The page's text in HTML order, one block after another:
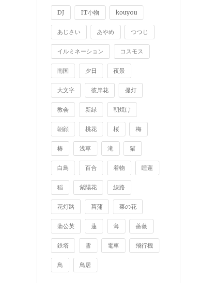
DJ IT小物 kouyou
あじさい あやめ つつじ
イルミネーション コスモス
南国 夕日 夜景
大文字 彼岸花 提灯
教会 新緑 朝焼け
朝顔 桃花 桜 梅
椿 浅草 滝 猫
白鳥 百合 着物 睡蓮
稲 紫陽花 線路
花灯路 菖蒲 菜の花
蒲公英 蓮 薄 薔薇
鉄塔 雪 電車 飛行機
鳥 鳥居